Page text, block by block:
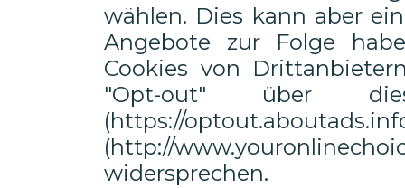
wählen. Dies kann aber
Angebote zur Folge
Cookies von
"Opt-out" über
(https://
(http://
widersprechen.